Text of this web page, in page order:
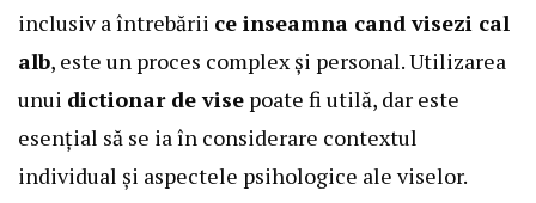
inclusiv a întrebării ce inseamna cand visezi cal
alb, este un proces complex și personal. Utilizarea
unui dictionar de vise poate fi utilă, dar este
esențial să se ia în considerare contextul
individual și aspectele psihologice ale viselor.